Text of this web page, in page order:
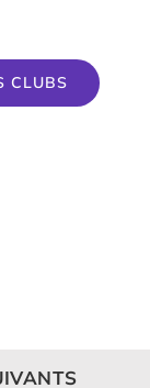
CLUBS